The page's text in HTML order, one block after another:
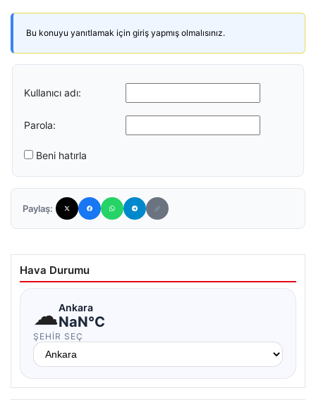
Bu konuyu yanıtlamak için giriş yapmış olmalısınız.
Kullanıcı adı:
Parola:
Beni hatırla
Paylaş:
Hava Durumu
☁Ankara
NaN°C
ŞEHIR SEÇ